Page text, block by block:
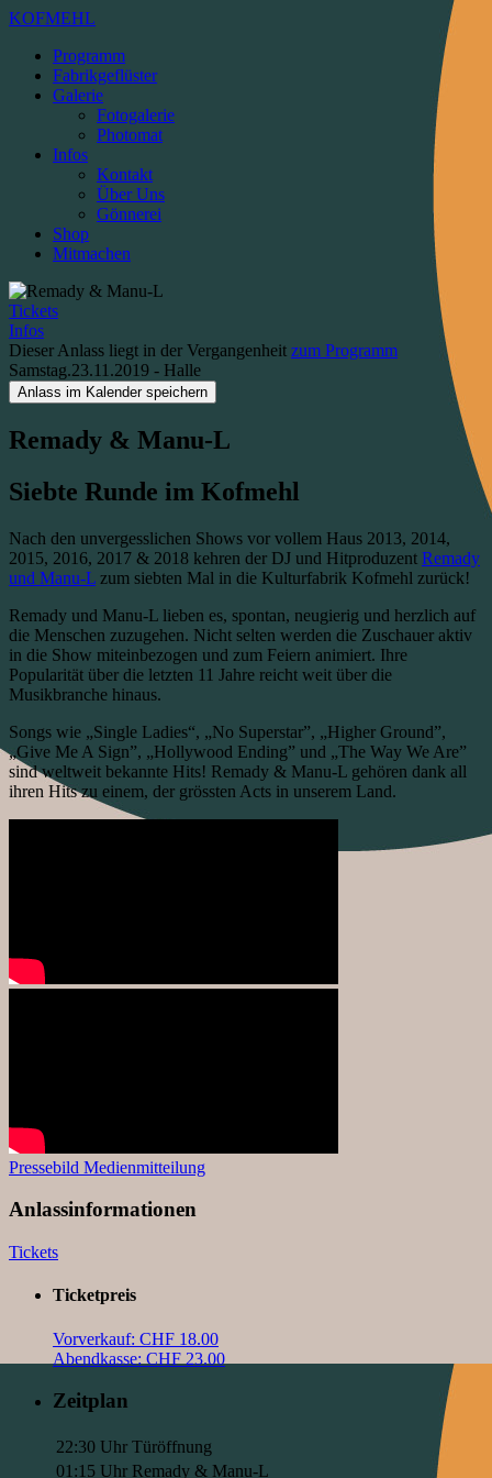
KOFMEHL
Programm
Fabrikgeflüster
Galerie
Fotogalerie
Photomat
Infos
Kontakt
Über Uns
Gönnerei
Shop
Mitmachen
Tickets
Infos
Dieser Anlass liegt in der Vergangenheit zum Programm
Samstag.23.11.2019 - Halle
Anlass im Kalender speichern
Remady & Manu-L
Siebte Runde im Kofmehl
Nach den unvergesslichen Shows vor vollem Haus 2013, 2014,
2015, 2016, 2017 & 2018 kehren der DJ und Hitproduzent Remady
und Manu-L zum siebten Mal in die Kulturfabrik Kofmehl zurück!
Remady und Manu-L lieben es, spontan, neugierig und herzlich auf
die Menschen zuzugehen. Nicht selten werden die Zuschauer aktiv
in die Show miteinbezogen und zum Feiern animiert. Ihre
Popularität über die letzten 11 Jahre reicht weit über die
Musikbranche hinaus.
Songs wie „Single Ladies“, „No Superstar”, „Higher Ground”,
„Give Me A Sign”, „Hollywood Ending” und „The Way We Are”
sind weltweit bekannte Hits! Remady & Manu-L gehören dank all
ihren Hits zu einem, der grössten Acts in unserem Land.
Pressebild Medienmitteilung
Anlassinformationen
Tickets
Ticketpreis
Vorverkauf: CHF 18.00
Abendkasse: CHF 23.00
Zeitplan
22:30 Uhr Türöffnung
01:15 Uhr Remady & Manu-L